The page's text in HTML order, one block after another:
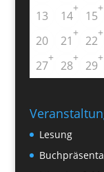
13 14
+
15
+
20
21
+
22
+
27
+
28
+
29
+
Lesung